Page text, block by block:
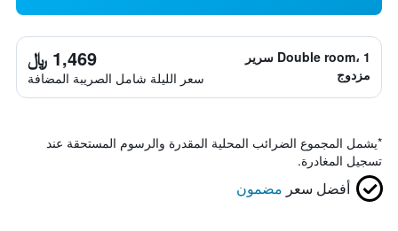
Double room، 1 سرير
مزدوج
1,469 ﷼
سعر الليلة شامل الصريبة المضافة
*يشمل المجموع الضرائب المحلية المقدرة والرسوم المستحقة عند
تسجيل المغادرة.
أفضل سعر مضمون